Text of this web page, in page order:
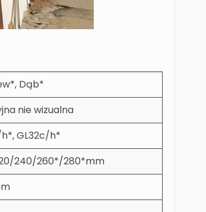
Dąb*
nie wizualna
GL32c/h*
240/260*/280*mm